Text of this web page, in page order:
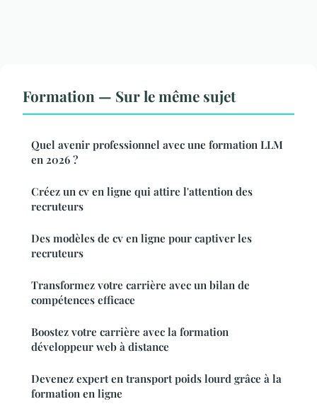
Formation — Sur le même sujet
Quel avenir professionnel avec une formation LLM
en 2026 ?
Créez un cv en ligne qui attire l'attention des
recruteurs
Des modèles de cv en ligne pour captiver les
recruteurs
Transformez votre carrière avec un bilan de
compétences efficace
Boostez votre carrière avec la formation
développeur web à distance
Devenez expert en transport poids lourd grâce à la
formation en ligne